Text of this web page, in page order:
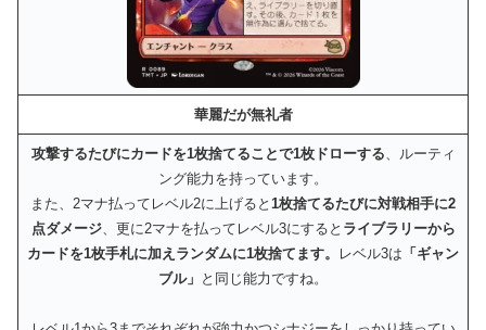
華麗だが無礼者
攻撃するたびにカードを1枚捨てることで1枚ドローする 、ルーティ
ング能力を持っています。
また、2マナ払ってレベル2に上げると 1枚捨てるたびに対戦相手に2
点ダメージ、更に2マナを払ってレベル3にすると ライブラリーから
カードを1枚手札に加えランダムに1枚捨てます。
レベル3は 「ギャン
ブル」 と同じ能力ですね。